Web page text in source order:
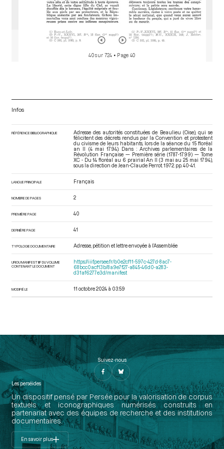
40 sur 724 • Page 40
Infos
RÉFÉRENCE BIBLIOGRAPHIQUE
Adresse des autorités constituées de Beaulieu (Oise), qui se
félicitent des décrets rendus par la Convention et protestent
du civisme de leurs habitants, lors de la séance du 15 floréal
an II (4 mai 1794). Dans : Archives parlementaires de la
Révolution Française — Première série (1787-1799) — Tome
XC - Du 14 floréal au 6 prairial An II (3 mai au 25 mai 1794),
sous la direction de Jean-Claude Perrot. 1972. pp. 40-41.
LANGUE PRINCIPALE Français
NOMBRE DE PAGES 2
PREMIÈRE PAGE 40
DERNIÈRE PAGE 41
TYPOLOGIE DOCUMENTAIRE Adresse, pétition et lettre envoyée à l’Assemblée
URI DU MANIFEST IIIF DU VOLUME
CONTENANT LE DOCUMENT
https://iiif.persee.fr/b0e2cf11-597c-427d-8ac7-
68bcc0acf13b/8a9e7f27-a845-46d0-a283-
d31af6277e3d/manifest
MODIFIÉ LE 11 octobre 2024 à 03:59
Suivez-nous
Les perséides
Un dispositif pensé par Persée pour la valorisation de corpus
textuels et iconographiques numérisés construits en
partenariat avec des équipes de recherche et des institutions
documentaires.
En savoir plus